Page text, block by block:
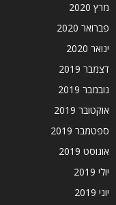
מרץ 2020
פברואר 2020
ינואר 2020
דצמבר 2019
נובמבר 2019
אוקטובר 2019
ספטמבר 2019
אוגוסט 2019
יולי 2019
יוני 2019